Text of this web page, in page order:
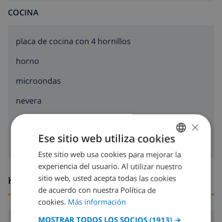
COCINA
placa de cocina con 4 hornillos
horno
microondas
nevera
lavadora
Horario de llegada y salida
SPANISH
DUTCH
FRENCH
GERMAN
×
Ese sitio web utiliza cookies
Este sitio web usa cookies para mejorar la
experiencia del usuario. Al utilizar nuestro
sitio web, usted acepta todas las cookies
de acuerdo con nuestra Política de
cookies. Más información
MOSTRAR TODOS LOS SOCIOS (1913) →